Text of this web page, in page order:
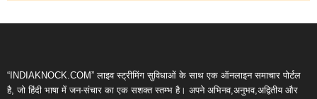
“INDIAKNOCK.COM” लाइव स्ट्रीमिंग सुविधाओं के साथ एक ऑनलाइन समाचार पोर्टल
है, जो हिंदी भाषा में जन-संचार का एक सशक्त स्तम्भ है। अपने अभिनव,अनुभव,अद्वितीय और